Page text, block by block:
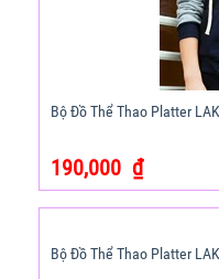
Bộ Đồ Thể Thao Platter
190,000 ₫
Bộ Đồ Thể Thao Platter